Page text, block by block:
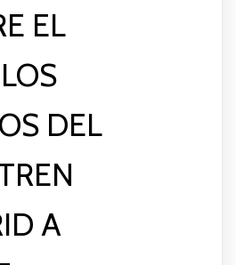
EL
DEL
A